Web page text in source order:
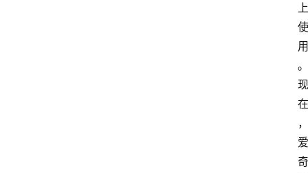
上
使
用
。
现
在
，
爱
奇